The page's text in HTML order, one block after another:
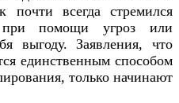
почти всегда стремился
при помощи угроз или
выгоду. Заявления, что
единственным способом
только начинают